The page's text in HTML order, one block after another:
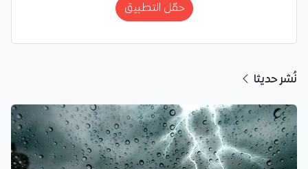
حمّل التطبيق
نُشر حديثا